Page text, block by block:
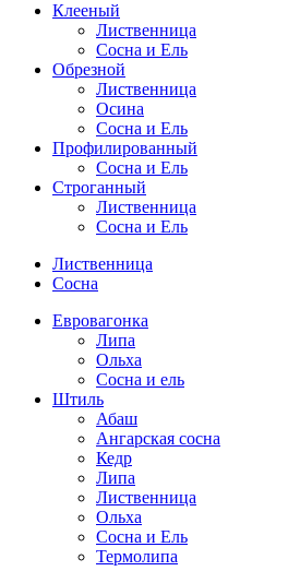
Клееный
Лиственница
Сосна и Ель
Обрезной
Лиственница
Осина
Сосна и Ель
Профилированный
Сосна и Ель
Строганный
Лиственница
Сосна и Ель
Лиственница
Сосна
Евровагонка
Липа
Ольха
Сосна и ель
Штиль
Абаш
Ангарская сосна
Кедр
Липа
Лиственница
Ольха
Сосна и Ель
Термолипа